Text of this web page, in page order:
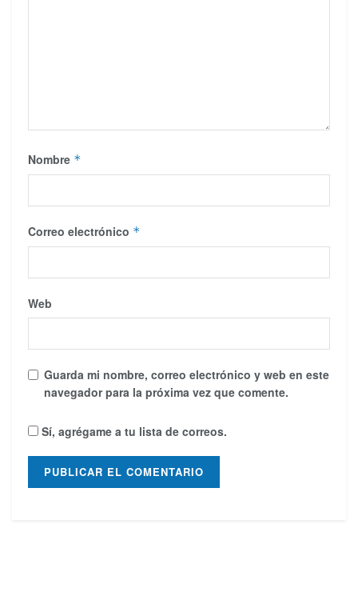
Nombre *
Correo electrónico *
Web
Guarda mi nombre, correo electrónico y web en este
navegador para la próxima vez que comente.
Sí, agrégame a tu lista de correos.